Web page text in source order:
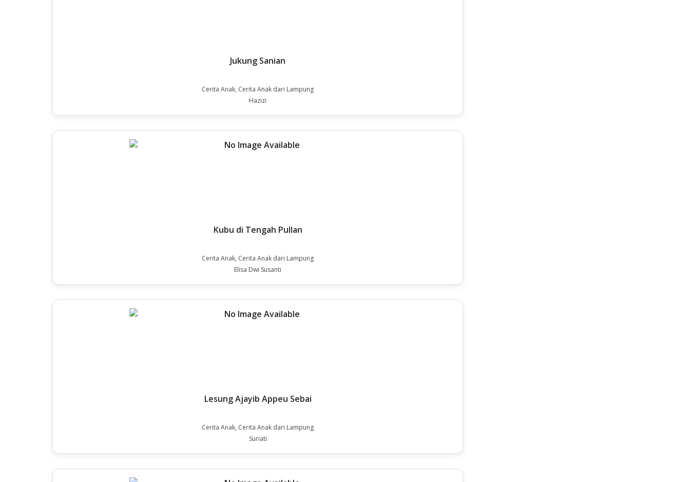
Jukung Sanian
Cerita Anak, Cerita Anak dari Lampung
Hazizi
Kubu di Tengah Pullan
Cerita Anak, Cerita Anak dari Lampung
Elisa Dwi Susanti
Lesung Ajayib Appeu Sebai
Cerita Anak, Cerita Anak dari Lampung
Suriati